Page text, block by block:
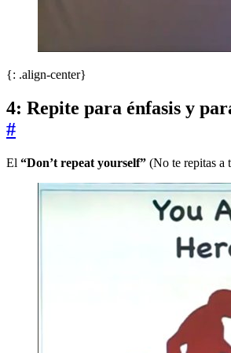
{: .align-center}
4: Repite para énfasis y
#
El “Don’t repeat yourself” (No te repitas a